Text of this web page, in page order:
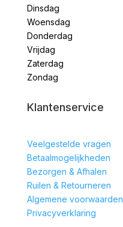
Dinsdag
Woensdag
Donderdag
Vrijdag
Zaterdag
Zondag
Klantenservice
Veelgestelde vragen
Betaalmogelijkheden
Bezorgen & Afhalen
Ruilen & Retourneren
Algemene voorwaarden
Privacyverklaring